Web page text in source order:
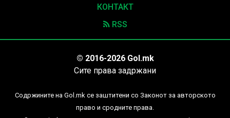
КОНТАКТ
RSS
© 2016-2026 Gol.mk
Сите права задржани
Содржините на Gol.mk се заштитени со Законот за авторското
право и сродните права.